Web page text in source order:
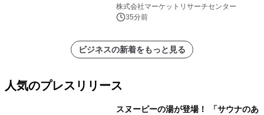
イドウォール補強タイヤ、その他）・
分析レポートを発表
株式会社マーケットリサーチセンター
35分前
ビジネスの新着をもっと見る
人気のプレスリリース
スヌーピーの湯が登場！ 「サウナのあ